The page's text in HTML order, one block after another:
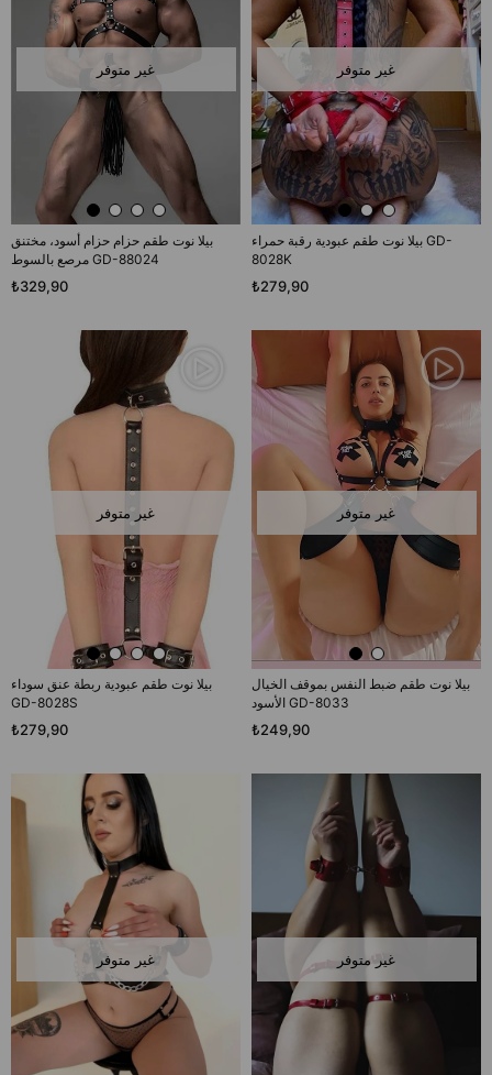
غير متوفر
بيلا نوت طقم حزام حزام أسود، مختنق
مرصع بالسوط GD-88024
₺329,90
غير متوفر
بيلا نوت طقم عبودية رقبة حمراء GD-
8028K
₺279,90
غير متوفر
بيلا نوت طقم عبودية ربطة عنق سوداء
GD-8028S
₺279,90
غير متوفر
بيلا نوت طقم ضبط النفس بموقف الخيال
الأسود GD-8033
₺249,90
غير متوفر غير متوفر